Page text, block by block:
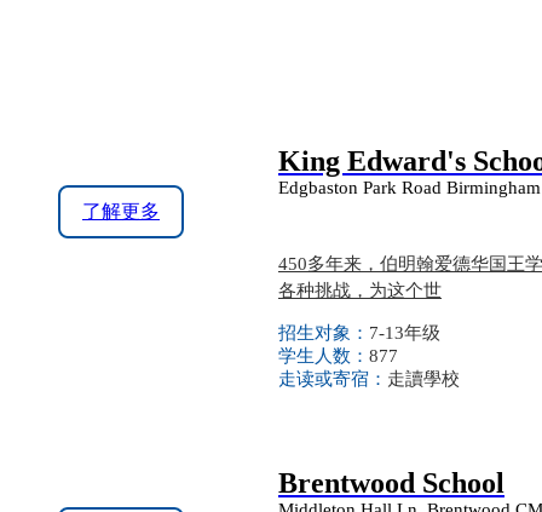
了解更多
King Edward's
Edgbaston Park Road
450多年来，伯明翰爱德华国王
各种挑战，为这个世
招生对象： 7-13年级
学生人数： 877
走读或寄宿： 走讀學校
Brentwood School